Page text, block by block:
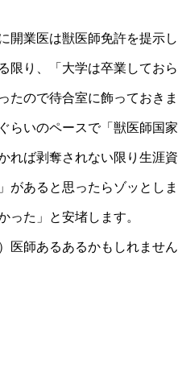
開業医は獣医師免許を提示
限り、「大学は卒業してお
たので待合室に飾っておきま
らいのペースで「獣医師国
れば剥奪されない限り生涯
があると思ったらゾッとしま
った」と安堵します。
医師あるあるかもしれません